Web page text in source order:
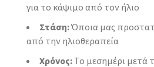
για το κάψιμο από τον ήλιο
Στάση:Όποια μας
από την ηλιοθεραπεία
Χρόνος: Το μεσημέρι μετά